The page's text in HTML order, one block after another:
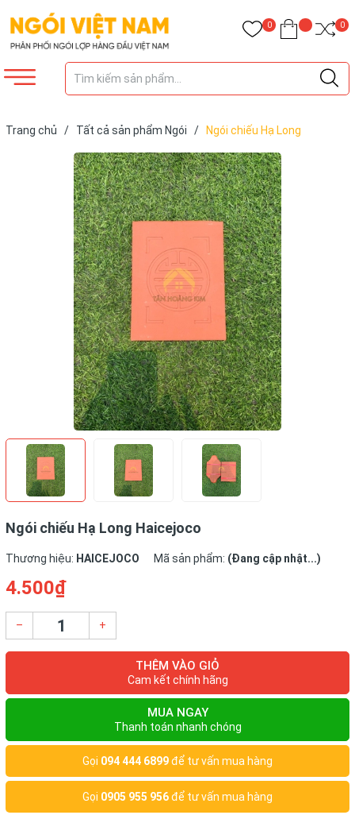
0 0
Trang chủ / Tất cả sản phẩm Ngói /
Ngói chiếu Hạ Long
Ngói chiếu Hạ Long Haicejoco
Thương hiệu: HAICEJOCO Mã sản phẩm: (Đang cập nhật...)
4.500₫
– +
THÊM VÀO GIỎ
Cam kết chính hãng
MUA NGAY
Thanh toán nhanh chóng
Gọi 094 444 6899để tư vấn mua hàng
Gọi 0905 955 956để tư vấn mua hàng